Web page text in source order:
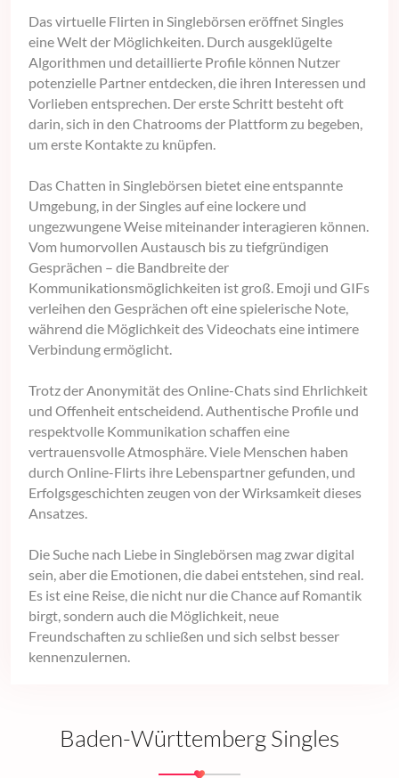
Das virtuelle Flirten in Singlebörsen eröffnet Singles
eine Welt der Möglichkeiten. Durch ausgeklügelte
Algorithmen und detaillierte Profile können Nutzer
potenzielle Partner entdecken, die ihren Interessen und
Vorlieben entsprechen. Der erste Schritt besteht oft
darin, sich in den Chatrooms der Plattform zu begeben,
um erste Kontakte zu knüpfen.
Das Chatten in Singlebörsen bietet eine entspannte
Umgebung, in der Singles auf eine lockere und
ungezwungene Weise miteinander interagieren können.
Vom humorvollen Austausch bis zu tiefgründigen
Gesprächen – die Bandbreite der
Kommunikationsmöglichkeiten ist groß. Emoji und GIFs
verleihen den Gesprächen oft eine spielerische Note,
während die Möglichkeit des Videochats eine intimere
Verbindung ermöglicht.
Trotz der Anonymität des Online-Chats sind Ehrlichkeit
und Offenheit entscheidend. Authentische Profile und
respektvolle Kommunikation schaffen eine
vertrauensvolle Atmosphäre. Viele Menschen haben
durch Online-Flirts ihre Lebenspartner gefunden, und
Erfolgsgeschichten zeugen von der Wirksamkeit dieses
Ansatzes.
Die Suche nach Liebe in Singlebörsen mag zwar digital
sein, aber die Emotionen, die dabei entstehen, sind real.
Es ist eine Reise, die nicht nur die Chance auf Romantik
birgt, sondern auch die Möglichkeit, neue
Freundschaften zu schließen und sich selbst besser
kennenzulernen.
Baden-Württemberg Singles